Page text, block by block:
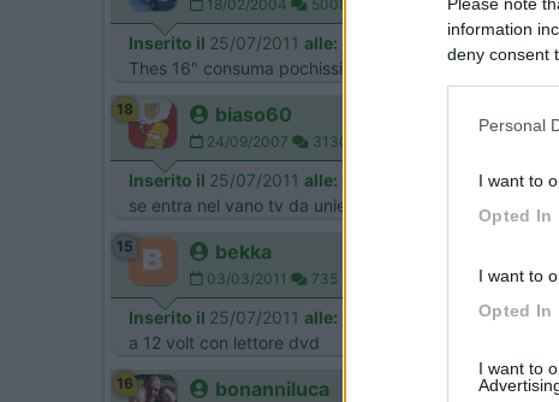
information
deny consent
Personal
I want to
Opted In
I want to
Opted In
I want to
18/02/2004 5008
Inserito il 25/07/2011 alle:
Thes 16" consuma pochissimo e si vede molto bene
18 biaso60
24/09/2007 3130
Inserito il 25/07/2011 alle:
se entra nel vano tv da unieuro telefunken 19" angoli
15 bekka
03/03/2011 735
Inserito il 25/07/2011 alle:
a 12 volt con lettore dvd
16 bonanniluca